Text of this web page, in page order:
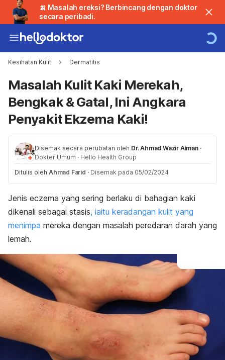
🍌 Masalah ereksi? Berbincang dengan doktor
secara peribadi.
Kesihatan Kulit Dermatitis
Masalah Kulit Kaki Merekah,
Bengkak & Gatal, Ini Angkara
Penyakit Ekzema Kaki!
Disemak secara perubatan oleh Dr. Ahmad Wazir Aiman ·
Dokter Umum · Hello Health Group
Ditulis oleh Ahmad Farid · Disemak pada 05/02/2024
Jenis eczema yang sering berlaku di bahagian kaki
dikenali sebagai stasis, iaitu keradangan kulit yang
menimpa mereka dengan masalah peredaran darah yang
lemah.